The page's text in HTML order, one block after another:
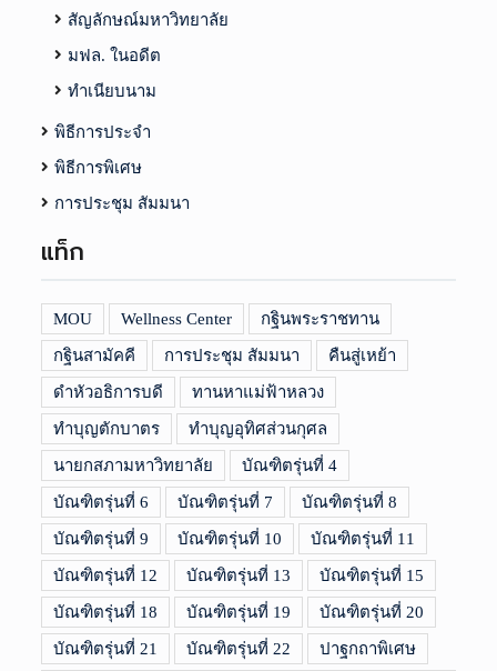
สัญลักษณ์มหาวิทยาลัย
มฟล. ในอดีต
ทำเนียบนาม
พิธีการประจำ
พิธีการพิเศษ
การประชุม สัมมนา
แท็ก
MOU Wellness Center กฐินพระราชทาน
กฐินสามัคคี การประชุม สัมมนา คืนสู่เหย้า
ดำหัวอธิการบดี ทานหาแม่ฟ้าหลวง
ทำบุญตักบาตร ทำบุญอุทิศส่วนกุศล
นายกสภามหาวิทยาลัย บัณฑิตรุ่นที่ 4
บัณฑิตรุ่นที่ 6 บัณฑิตรุ่นที่ 7 บัณฑิตรุ่นที่ 8
บัณฑิตรุ่นที่ 9 บัณฑิตรุ่นที่ 10 บัณฑิตรุ่นที่ 11
บัณฑิตรุ่นที่ 12 บัณฑิตรุ่นที่ 13 บัณฑิตรุ่นที่ 15
บัณฑิตรุ่นที่ 18 บัณฑิตรุ่นที่ 19 บัณฑิตรุ่นที่ 20
บัณฑิตรุ่นที่ 21 บัณฑิตรุ่นที่ 22 ปาฐกถาพิเศษ